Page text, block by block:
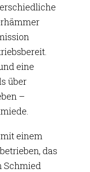
eine
über
–
einem
das
Schmied